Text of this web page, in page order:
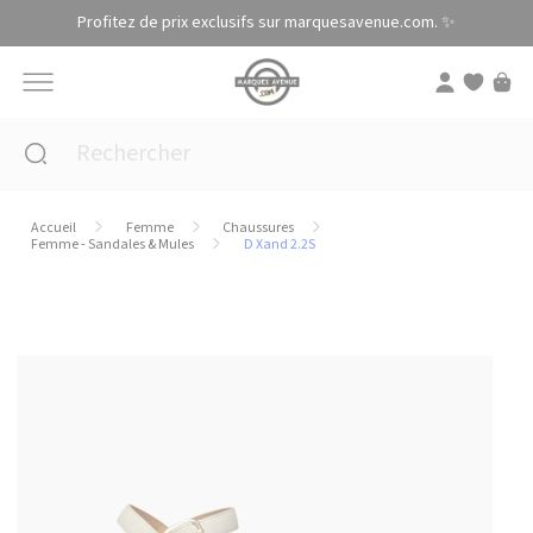
Profitez de prix exclusifs sur marquesavenue.com. ✨
Accueil Femme
Chaussures
Femme - Sandales & Mules
D Xand 2.2S
Panneau de gestion des cookies